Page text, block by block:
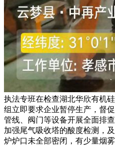
执法专班在检查湖北华欣有机
组立即要求企业暂停生产，督
管线、阀门等设备开展全面排
加强尾气吸收塔的酸度检测，
炉炉口未全部密闭，有少量烟